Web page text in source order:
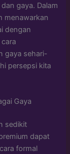
gaya. Dalam
menawarkan
dengan
gaya sehari-
persepsi kita
Gaya
sedikit
dapat
formal